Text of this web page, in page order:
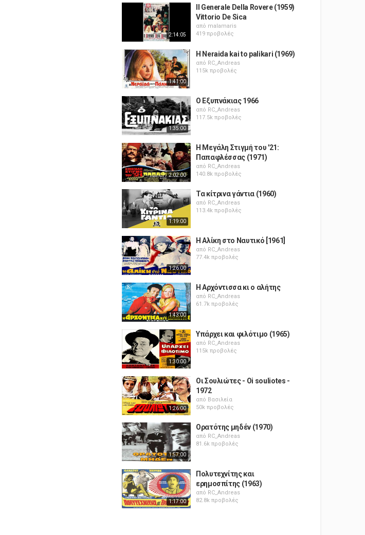
2:14:05
Il Generale Della Rovere (1959)
Vittorio De Sica
από malamaris
419 προβολές
1:41:00
H Neraida kai to palikari (1969)
από RC_Andreas
115k προβολές
1:35:00
Ο Εξυπνάκιας 1966
από RC_Andreas
117.5k προβολές
2:02:00
Η Μεγάλη Στιγμή του '21:
Παπαφλέσσας (1971)
από RC_Andreas
140.8k προβολές
1:19:00
Τα κίτρινα γάντια (1960)
από RC_Andreas
113.4k προβολές
1:26:00
Η Αλίκη στο Ναυτικό [1961]
από RC_Andreas
77.4k προβολές
1:43:00
Η Αρχόντισσα κι ο αλήτης
από RC_Andreas
61.7k προβολές
1:30:00
Υπάρχει και φιλότιμο (1965)
από RC_Andreas
115k προβολές
1:26:00
Οι Σουλιώτες - Oi souliotes -
1972
από Βασιλεία
50k προβολές
1:57:00
Ορατότης μηδέν (1970)
από RC_Andreas
81.6k προβολές
1:17:00
Πολυτεχνίτης και
ερημοσπίτης (1963)
από RC_Andreas
82.8k προβολές